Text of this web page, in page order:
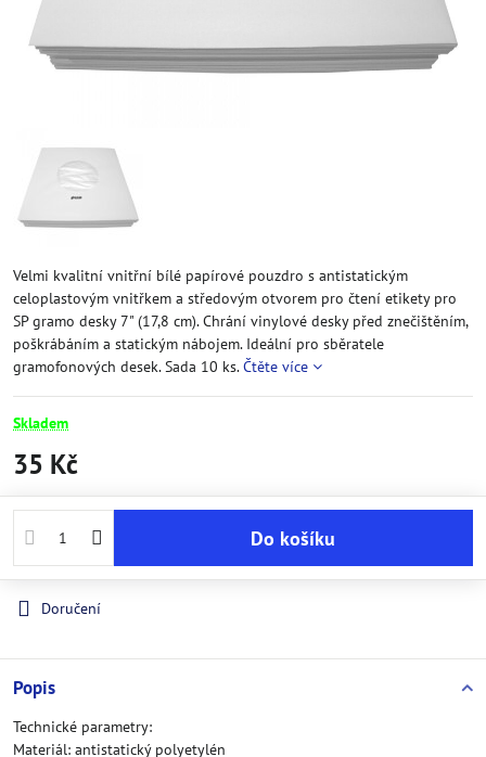
Velmi kvalitní vnitřní bílé papírové pouzdro s antistatickým
celoplastovým vnitřkem a středovým otvorem pro čtení etikety pro
SP gramo desky 7" (17,8 cm). Chrání vinylové desky před znečištěním,
poškrábáním a statickým nábojem. Ideální pro sběratele
gramofonových desek. Sada 10 ks.Čtěte více
Skladem
35 Kč
Do košíku
Doručení
Popis
Technické parametry:
Materiál: antistatický polyetylén